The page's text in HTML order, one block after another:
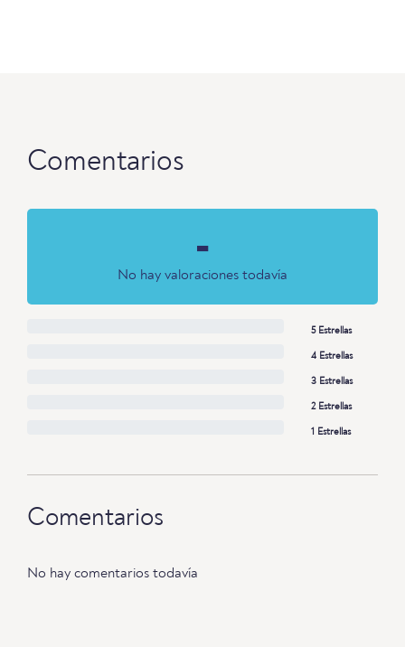
Comentarios
-
No hay valoraciones todavía
5 Estrellas
4 Estrellas
3 Estrellas
2 Estrellas
1 Estrellas
Comentarios
No hay comentarios todavía